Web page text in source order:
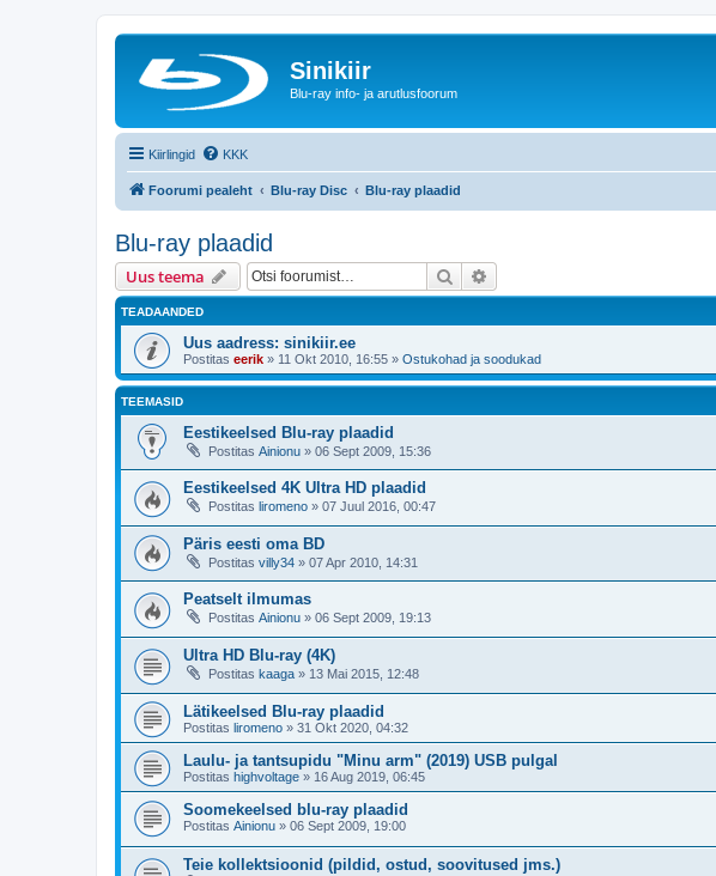
Sinikiir
Blu-ray info- ja arutlusfoorum
Kiirlingid KKK
Foorumi pealeht Blu-ray Disc Blu-ray plaadid
Blu-ray plaadid
Uus teema Otsi
TEADAANDED
Uus aadress: sinikiir.ee
Postitas eerik » 11 Okt 2010, 16:55 » Ostukohad ja soodukad
TEEMASID
Eestikeelsed Blu-ray plaadid
Postitas Ainionu » 06 Sept 2009, 15:36
Eestikeelsed 4K Ultra HD plaadid
Postitas liromeno » 07 Juul 2016, 00:47
Päris eesti oma BD
Postitas villy34 » 07 Apr 2010, 14:31
Peatselt ilmumas
Postitas Ainionu » 06 Sept 2009, 19:13
Ultra HD Blu-ray (4K)
Postitas kaaga » 13 Mai 2015, 12:48
Lätikeelsed Blu-ray plaadid
Postitas liromeno » 31 Okt 2020, 04:32
Laulu- ja tantsupidu "Minu arm" (2019) USB pulgal
Postitas highvoltage » 16 Aug 2019, 06:45
Soomekeelsed blu-ray plaadid
Postitas Ainionu » 06 Sept 2009, 19:00
Teie kollektsioonid (pildid, ostud, soovitused jms.)